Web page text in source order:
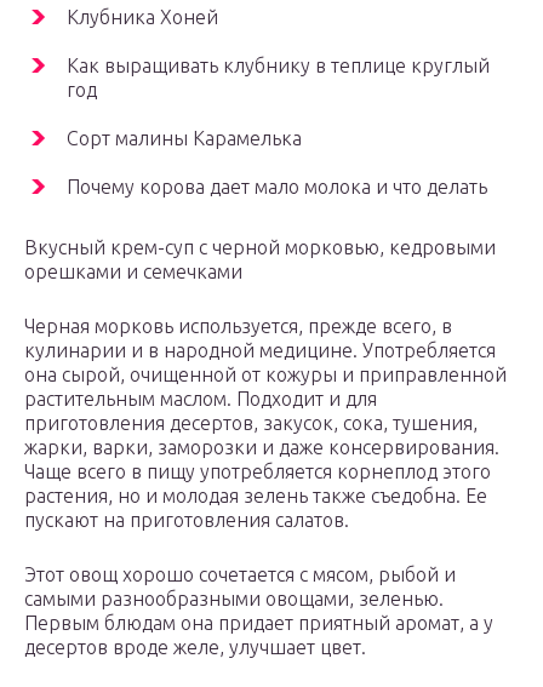
Клубника Хоней
Как выращивать клубнику в теплице круглый
год
Сорт малины Карамелька
Почему корова дает мало молока и что делать
Вкусный крем-суп с черной морковью, кедровыми
орешками и семечками
Черная морковь используется, прежде всего, в
кулинарии и в народной медицине. Употребляется
она сырой, очищенной от кожуры и приправленной
растительным маслом. Подходит и для
приготовления десертов, закусок, сока, тушения,
жарки, варки, заморозки и даже консервирования.
Чаще всего в пищу употребляется корнеплод этого
растения, но и молодая зелень также съедобна. Ее
пускают на приготовления салатов.
Этот овощ хорошо сочетается с мясом, рыбой и
самыми разнообразными овощами, зеленью.
Первым блюдам она придает приятный аромат, а у
десертов вроде желе, улучшает цвет.